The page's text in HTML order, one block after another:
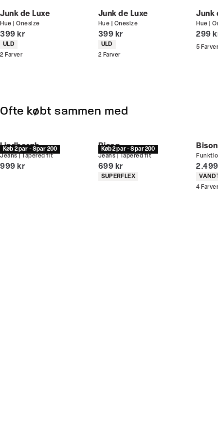
Du kan indløse din bonus 365 dage om året i alle
butikker og online.
Junk de Luxe
Hue | Onesize
I alt (inkl. rabat)
399 kr
Produkt egenskaber
ULD
2 Farver
Junk de Luxe
Hue | Onesize
I alt (inkl. rabat)
399 kr
Produkt egenskaber
ULD
2 Farver
Junk
Hue |
I alt
299
5
Ofte købt sammen med
Køb 2 par - Spar 200
Lindbergh
Jeans | Tapered fit
I alt (inkl. rabat)
999 kr
Køb 2 par - Spar 200
Bison
Jeans | Tapered fit
I alt (inkl. rabat)
699 kr
Produkt egenskaber
SUPERFLEX
Bison
I alt
4